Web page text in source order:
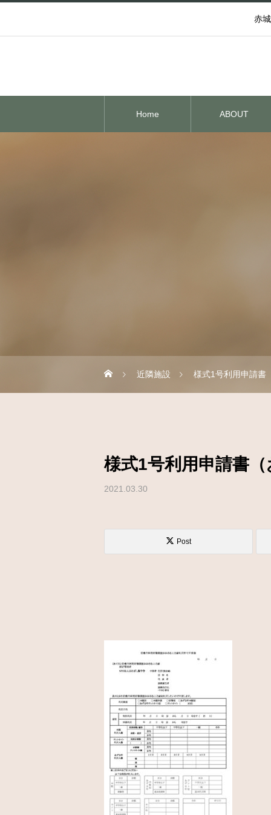
赤
Home ABOUT
近隣施設 様式1号利用申請書
様式1号利用申請書
2021.03.30
Post